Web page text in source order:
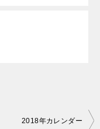
2018年カレンダー